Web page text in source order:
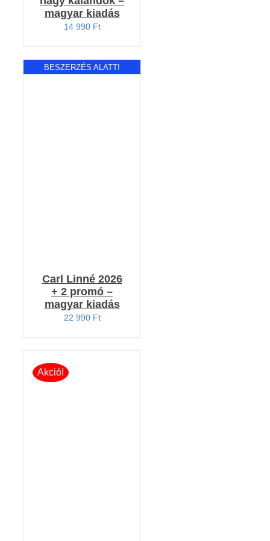
magyar kiadás
14 990 Ft
BESZERZÉS ALATT!
Carl Linné 2026
+ 2 promó –
magyar kiadás
22 990 Ft
Akció!